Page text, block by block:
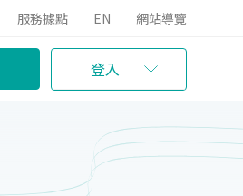
服務據點 EN 網站導覽
登入